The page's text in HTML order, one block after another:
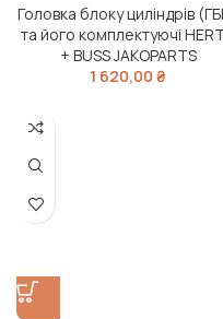
-17 (вир-во Jakoparts)
Головка блоку циліндрів
та його комплектуючі
+ BUSS JAKOPARTS
1 620,00 ₴